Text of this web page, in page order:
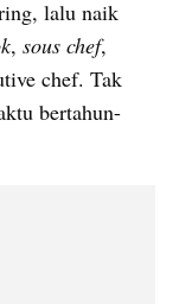
lalu naik
, sous chef,
chef. Tak
bertahun-